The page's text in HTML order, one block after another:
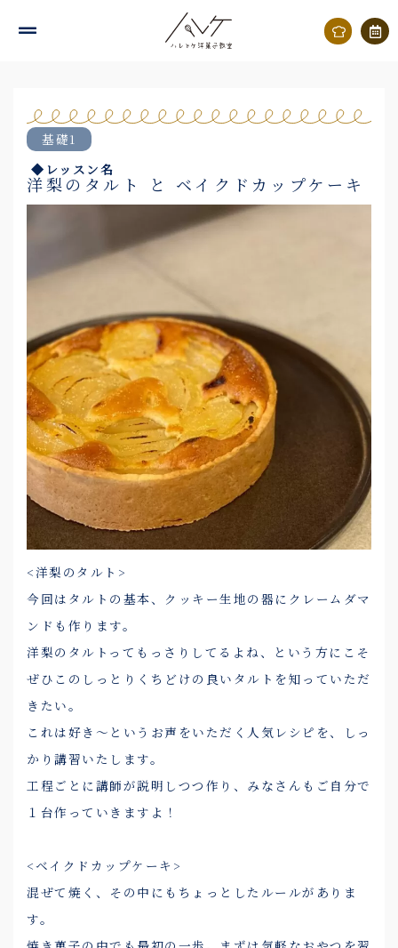
基礎1
◆レッスン名
洋梨のタルト と ベイクドカップケーキ
<洋梨のタルト>
今回はタルトの基本、クッキー生地の器にクレームダマ
ンドも作ります。
洋梨のタルトってもっさりしてるよね、という方にこそ
ぜひこのしっとりくちどけの良いタルトを知っていただ
きたい。
これは好き～というお声をいただく人気レシピを、しっ
かり講習いたします。
工程ごとに講師が説明しつつ作り、みなさんもご自分で
１台作っていきますよ！
<ベイクドカップケーキ>
混ぜて焼く、その中にもちょっとしたルールがありま
す。